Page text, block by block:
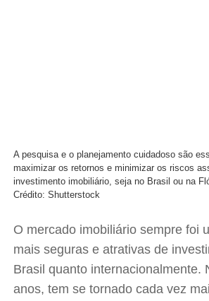
A pesquisa e o planejamento cuidadoso são
maximizar os retornos e minimizar os riscos
investimento imobiliário, seja no Brasil ou na
Crédito: Shutterstock
O mercado imobiliário sempre foi
mais seguras e atrativas de
Brasil quanto internacionalmente.
anos, tem se tornado cada vez